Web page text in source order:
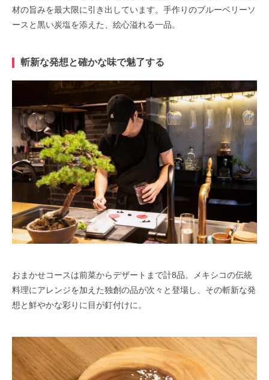
材の旨みを最大限に引き出しています。手作りのブルーベリーソ
ースと黒い炭塩を添えた、絵心溢れる一品。
斬新な発想と確かな味で魅了する
おまかせコースは前菜からデザートまで計8品。メキシコの伝統
料理にアレンジを加えた独創の品が次々と登場し、その斬新な発
想と鮮やかな彩りに目が釘付けに。